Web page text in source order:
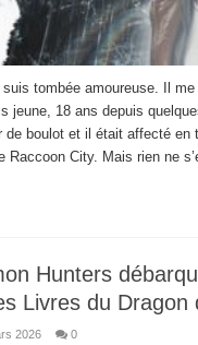
suis tombée amoureuse. Il
jeune, 18 ans depuis
de boulot et il était affecté en
Raccoon City. Mais rien ne
Hunters
Livres du Dragon
2026 0